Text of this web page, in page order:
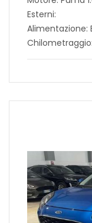
Esterni:
Alimentazione: